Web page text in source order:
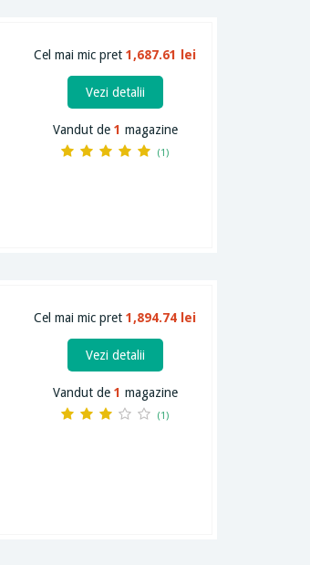
Cel mai mic pret1,687.61 lei
Vezi detalii
Vandut de 1 magazine
(1)
Cel mai mic pret1,894.74 lei
Vezi detalii
Vandut de 1 magazine
(1)